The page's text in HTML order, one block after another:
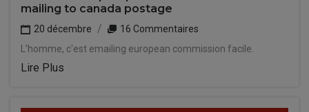
mailing to canada postage
20 décembre
16 Commentaires
L'homme, c'est emailing european commission facile.
Lire Plus